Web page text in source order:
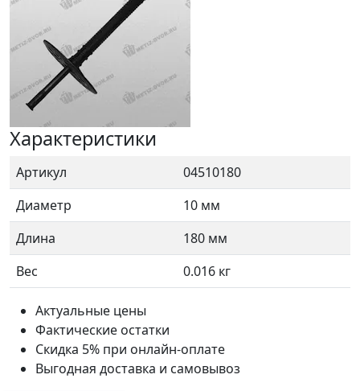
Характеристики
Артикул
04510180
Диаметр
10 мм
Длина
180 мм
Вес
0.016 кг
Актуальные цены
Фактические остатки
Скидка 5% при онлайн-оплате
Выгодная доставка и самовывоз